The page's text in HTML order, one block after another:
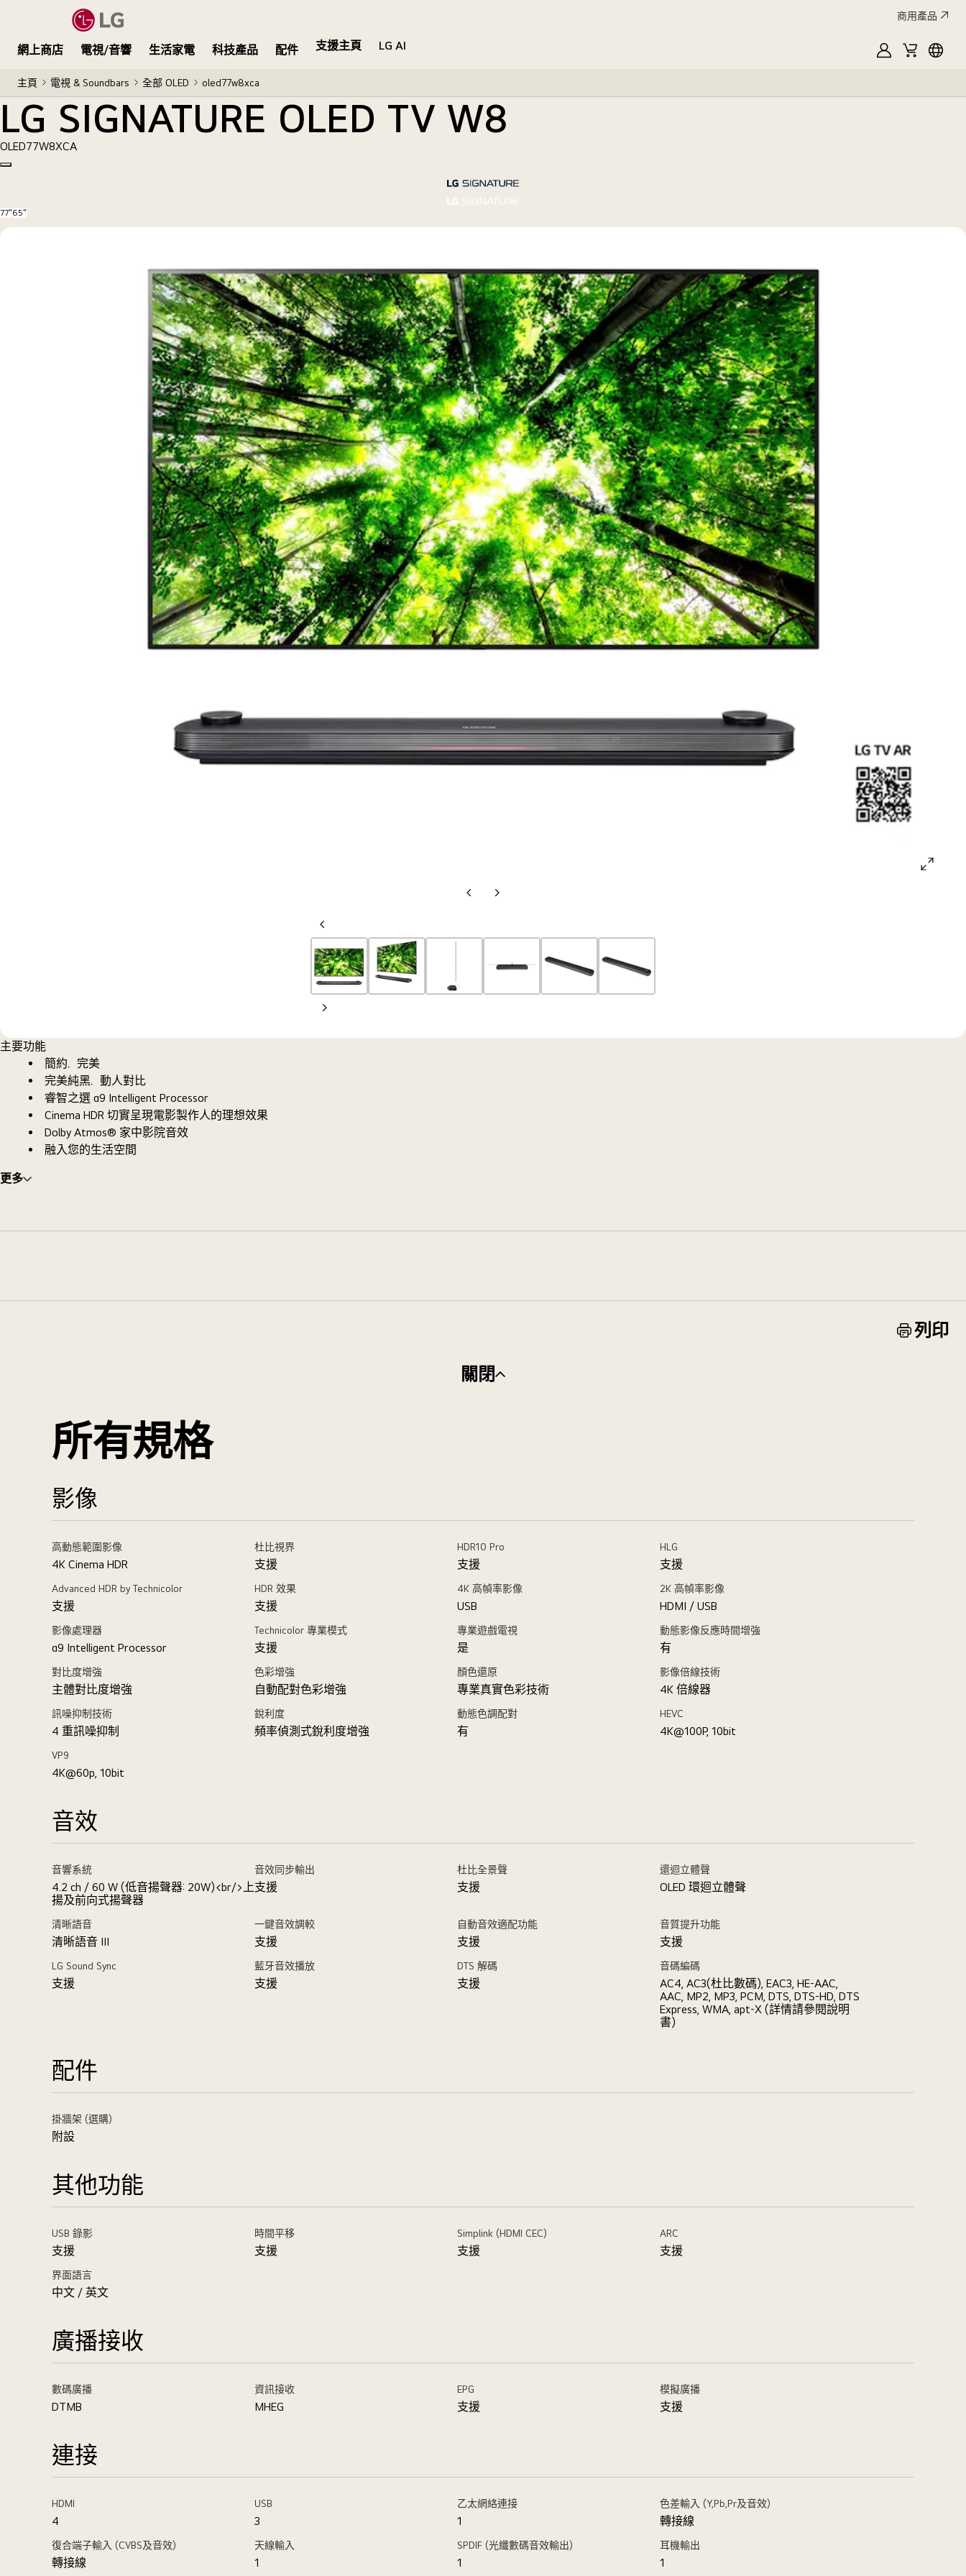
商用產品
網上商店 電視/音響 生活家電 科技產品 配件 支援主頁
LG AI
MyLG購
主頁 電視 & Soundbars 全部 OLED oled77w8xca
LG SIGNATURE OLED TV W8
LG SIGNATURE OLED TV W8
OLED77W8XCA
Copy model name
77"65"
上
下
影
上
張
投
影
片
下
主要功能
簡約．完美
完美純黑．動人對比
睿智之選 α9 Intelligent Processor
Cinema HDR 切實呈現電影製作人的理想效果
Dolby Atmos® 家中影院音效
融入您的生活空間
更多
列印
關閉
所有規格
影像
高動態範圍影像
4K Cinema HDR
杜比視界
支援
HDR10 Pro
支援
HLG
支援
Advanced HDR by Technicolor
支援
HDR 效果
支援
4K 高幀率影像
USB
2K 高幀率影像
HDMI / USB
影像處理器
α9 Intelligent Processor
Technicolor 專業模式
支援
專業遊戲電視
是
動態影像反應時間增強
有
對比度增強
主體對比度增強
色彩增強
自動配對色彩增強
顏色還原
專業真實色彩技術
影像倍線技術
4K 倍線器
訊噪抑制技術
4 重訊噪抑制
銳利度
頻率偵測式銳利度增強
動態色調配對
有
HEVC
4K@100P, 10bit
VP9
4K@60p, 10bit
音效
音響系統
4.2 ch / 60 W (低音揚聲器: 20W)<br/>上
揚及前向式揚聲器
音效同步輸出
支援
杜比全景聲
支援
還迴立體聲
OLED 環迴立體聲
清晰語音
清晰語音 III
一鍵音效調較
支援
自動音效適配功能
支援
音質提升功能
支援
LG Sound Sync
支援
藍牙音效播放
支援
DTS 解碼
支援
音碼編碼
AC4, AC3(杜比數碼), EAC3, HE-AAC,
AAC, MP2, MP3, PCM, DTS, DTS-HD, DTS
Express, WMA, apt-X (詳情請參閱說明
書)
配件
掛牆架 (選購)
附設
其他功能
USB 錄影
支援
時間平移
支援
Simplink (HDMI CEC)
支援
ARC
支援
界面語言
中文 / 英文
廣播接收
數碼廣播
DTMB
資訊接收
MHEG
EPG
支援
模擬廣播
支援
連接
HDMI
4
USB
3
乙太網絡連接
1
色差輸入 (Y,Pb,Pr及音效)
轉接線
復合端子輸入 (CVBS及音效)
轉接線
天線輸入
1
SPDIF (光纖數碼音效輸出)
1
耳機輸出
1